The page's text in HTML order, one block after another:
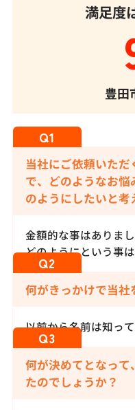
満足度
豊田
当社にご依頼いた
で、どのようなお
のようにしたいと考
金額的な事はありま
どのようにという事
何がきっかけで当社
以前から名前は知っ
何が決めてとなっ
たのでしょうか？